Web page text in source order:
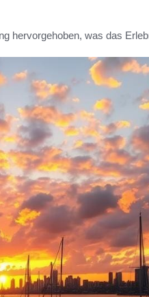
hervorgehoben, was das